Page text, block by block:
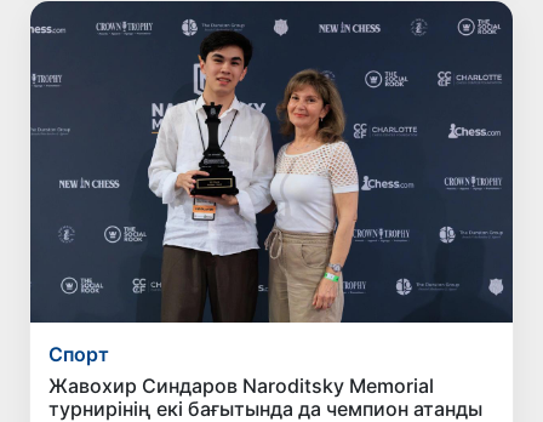
Спорт
Жавохир Синдаров Naroditsky Memorial
турнирінің екі бағытында да чемпион атанды